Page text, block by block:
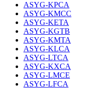
ASYG-KPCA
ASYG-KMCC
ASYG-KETA
ASYG-KGTB
ASYG-KMTA
ASYG-KLCA
ASYG-LTCA
ASYG-KXCA
ASYG-LMCE
ASYG-LFCA